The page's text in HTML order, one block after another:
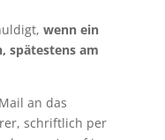
wenn ein
spätestens am
an das
schriftlich per